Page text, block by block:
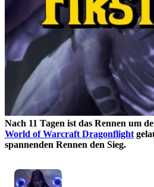
Nach 11 Tagen ist das Rennen um
World of Warcraft Dragonflight
spannenden Rennen den Sieg.